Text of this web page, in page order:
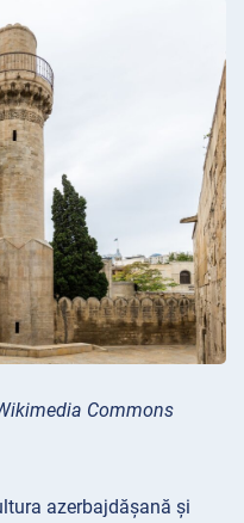
Commons
azerbajdășană și